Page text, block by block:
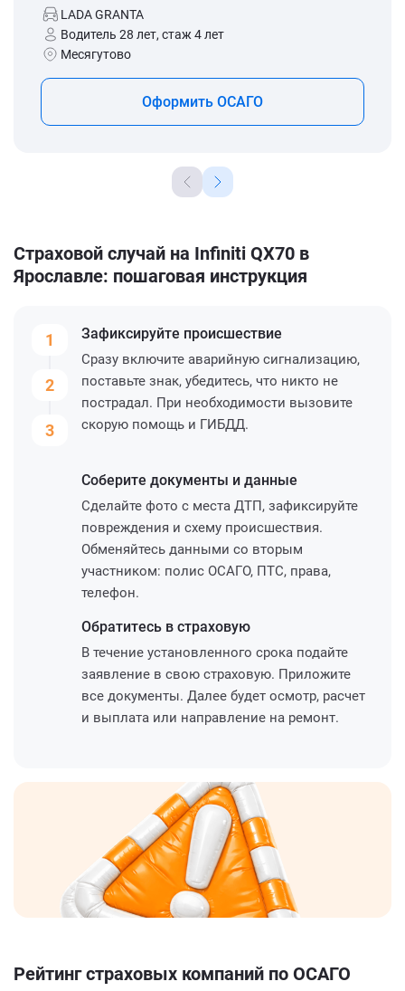
LADA GRANTA
Водитель 28 лет, стаж 4 лет
Месягутово
Оформить ОСАГО
Страховой случай на Infiniti QX70 в
Ярославле: пошаговая инструкция
1
2
3
Зафиксируйте происшествие
Сразу включите аварийную сигнализацию,
поставьте знак, убедитесь, что никто не
пострадал. При необходимости вызовите
скорую помощь и ГИБДД.
Соберите документы и данные
Сделайте фото с места ДТП, зафиксируйте
повреждения и схему происшествия.
Обменяйтесь данными со вторым
участником: полис ОСАГО, ПТС, права,
телефон.
Обратитесь в страховую
В течение установленного срока подайте
заявление в свою страховую. Приложите
все документы. Далее будет осмотр, расчет
и выплата или направление на ремонт.
Рейтинг страховых компаний по ОСАГО